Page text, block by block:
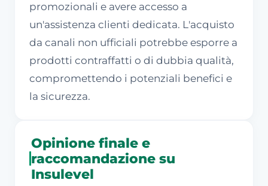
promozionali e avere accesso a
un'assistenza clienti dedicata. L'acquisto
da canali non ufficiali potrebbe esporre a
prodotti contraffatti o di dubbia qualità,
compromettendo i potenziali benefici e
la sicurezza.
Opinione finale e
raccomandazione su
Insulevel